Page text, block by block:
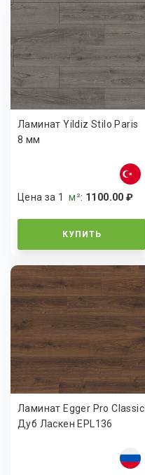
Ламинат Yildiz Stilo Paris
8 мм
Цена за 1м²: 1100.00 ₽
КУПИТЬ
Ламинат Egger Pro Classic
Дуб Ласкен EPL136